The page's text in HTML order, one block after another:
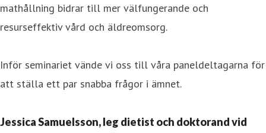
mathållning bidrar till mer välfungerande och
resurseffektiv vård och äldreomsorg.
Inför seminariet vände vi oss till våra paneldeltagarna för
att ställa ett par snabba frågor i ämnet.
Jessica Samuelsson, leg dietist och doktorand vid